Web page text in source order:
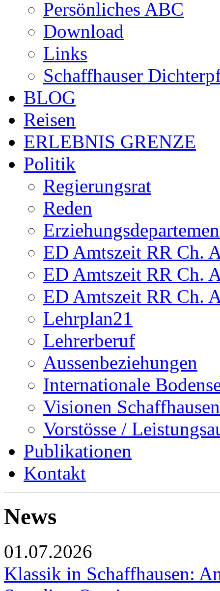
Persönliches ABC
Download
Links
Schaffhauser
BLOG
Reisen
ERLEBNIS GRENZE
Politik
Regierungsrat
Reden
ED Amtszeit RR Ch.
ED Amtszeit RR Ch.
ED Amtszeit RR Ch.
Lehrplan21
Lehrerberuf
Aussenbeziehungen
Internationale
Visionen Schaffhausen
Vorstösse /
Publikationen
Kontakt
News
01.07.2026
Klassik in Schaffhausen: